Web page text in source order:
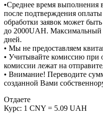
•Среднее время выполнения
после подтверждения
обработки заявок может
до 2000UAH. Максимальный
дней.
• Мы не предоставляем
• Учитывайте комиссию при
комиссии лежат на
• Внимание! Переводите
созданной Вами
Отдаете
Курс: 1 CNY = 5.09 UAH